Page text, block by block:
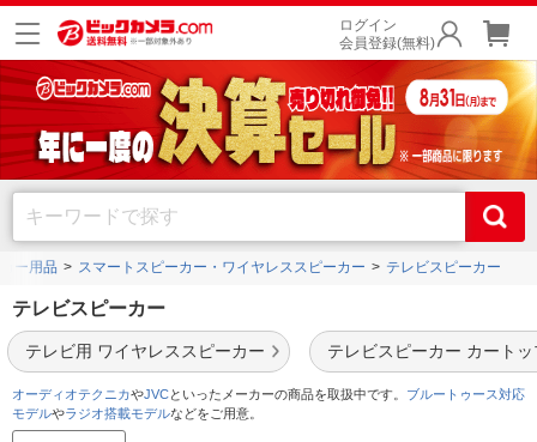
ログイン
会員登録(無料)
ー用品 スマートスピーカー・ワイヤレススピーカー テレビスピーカー
テレビスピーカー
テレビ用 ワイヤレススピーカー テレビスピーカー カートッ
オーディオテクニカやJVCといったメーカーの商品を取扱中です。 ブルートゥース対応
モデルやラジオ搭載モデルなどをご用意。